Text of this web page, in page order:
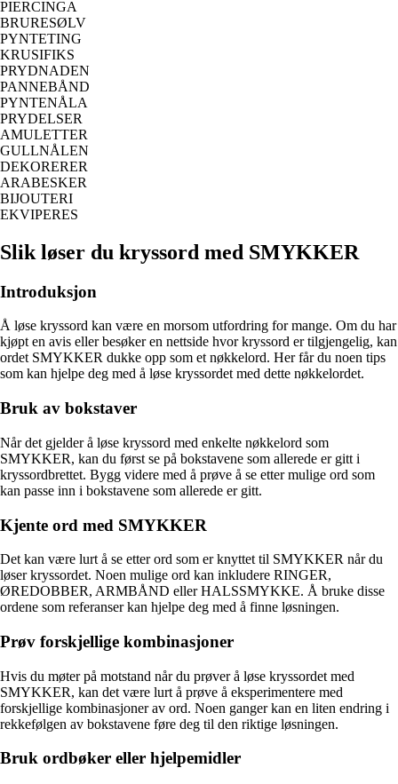
PIERCINGA
BRURESØLV
PYNTETING
KRUSIFIKS
PRYDNADEN
PANNEBÅND
PYNTENÅLA
PRYDELSER
AMULETTER
GULLNÅLEN
DEKORERER
ARABESKER
BIJOUTERI
EKVIPERES
Slik løser du kryssord med SMYKKER
Introduksjon
Å løse kryssord kan være en morsom utfordring for mange. Om du har
kjøpt en avis eller besøker en nettside hvor kryssord er tilgjengelig, kan
ordet SMYKKER dukke opp som et nøkkelord. Her får du noen tips
som kan hjelpe deg med å løse kryssordet med dette nøkkelordet.
Bruk av bokstaver
Når det gjelder å løse kryssord med enkelte nøkkelord som
SMYKKER, kan du først se på bokstavene som allerede er gitt i
kryssordbrettet. Bygg videre med å prøve å se etter mulige ord som
kan passe inn i bokstavene som allerede er gitt.
Kjente ord med SMYKKER
Det kan være lurt å se etter ord som er knyttet til SMYKKER når du
løser kryssordet. Noen mulige ord kan inkludere RINGER,
ØREDOBBER, ARMBÅND eller HALSSMYKKE. Å bruke disse
ordene som referanser kan hjelpe deg med å finne løsningen.
Prøv forskjellige kombinasjoner
Hvis du møter på motstand når du prøver å løse kryssordet med
SMYKKER, kan det være lurt å prøve å eksperimentere med
forskjellige kombinasjoner av ord. Noen ganger kan en liten endring i
rekkefølgen av bokstavene føre deg til den riktige løsningen.
Bruk ordbøker eller hjelpemidler